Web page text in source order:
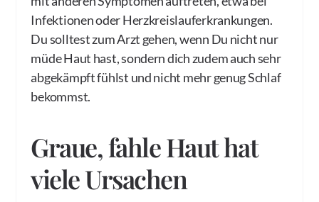
Infektionen oder Herzkreislauferkrankungen.
Du solltest zum Arzt gehen, wenn Du nicht nur
müde Haut hast, sondern dich zudem auch sehr
abgekämpft fühlst und nicht mehr genug Schlaf
bekommst.
Graue, fahle Haut hat
viele Ursachen